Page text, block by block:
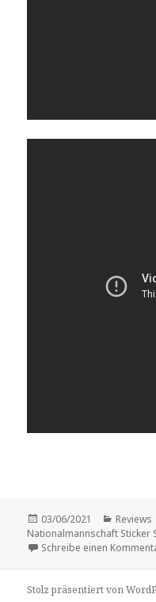
Veröffentlicht
am
03/06/2021 Reviews
Nationalmannschaft Sticker
Schreibe einen
Stolz präsentiert von